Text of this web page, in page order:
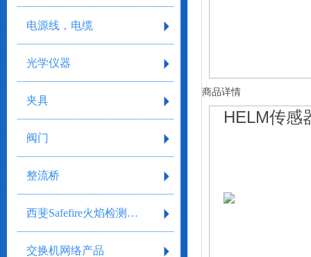
电源线，电缆
光学仪器
夹具
阀门
整流桥
西斐Safefire火焰检测系统
交换机网络产品
商品详情
HELM传感